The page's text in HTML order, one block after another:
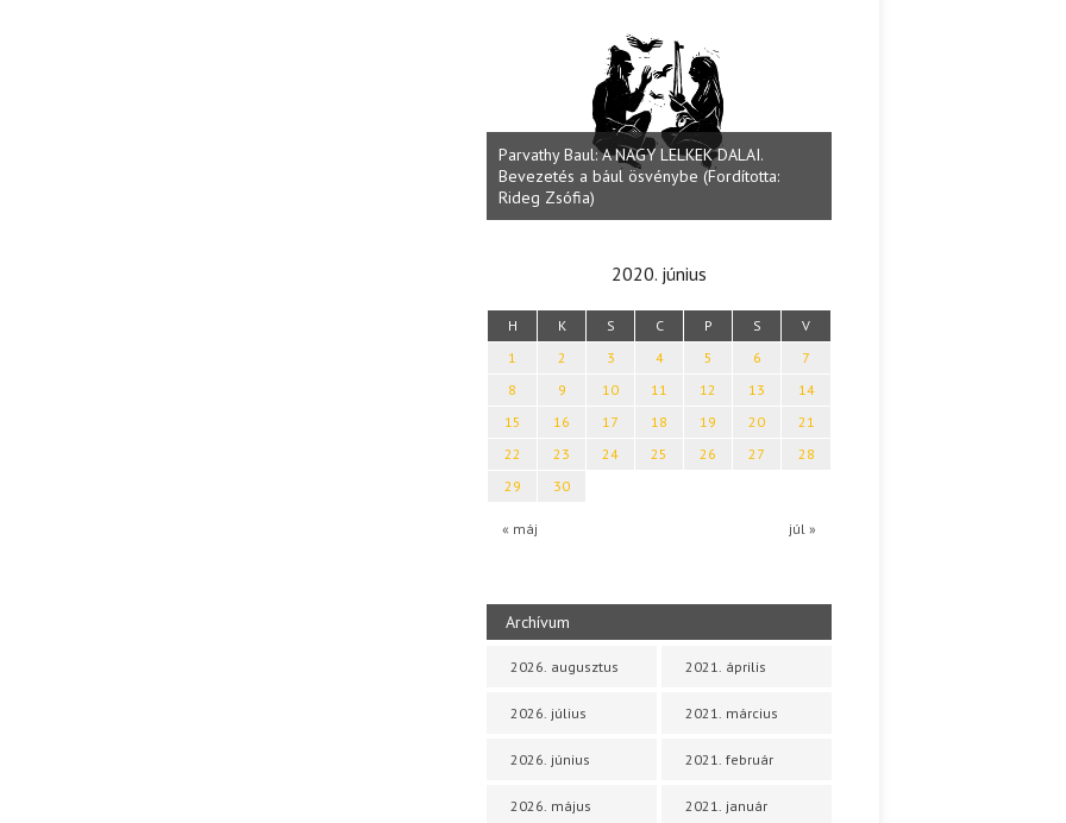
Halmai Tamás: Megválaszolt érintés. Leveles
Ibolya költői világa
2020. június
H K S C P S V
« máj júl »
1 2 3 4 5 6
7
8
9 10 11 12 13
14
15
16 17 18 19 20
21
22
23 24 25 26 27
28
29
30
Archívum
2026. augusztus
2026. július
2026. június
2026. május
2021. április
2021. március
2021. február
2021. január